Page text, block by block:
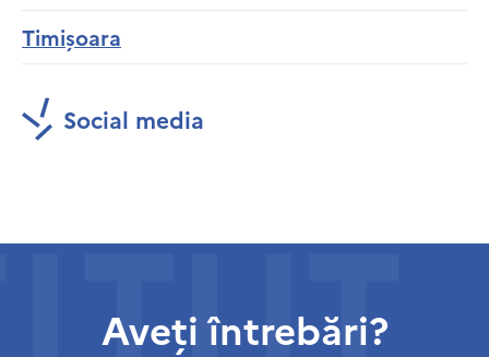
Timișoara
Social media
Aveți întrebări?